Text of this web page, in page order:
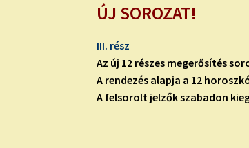
ÚJ SOROZAT!
III. rész
Az új 12 részes megerősítés
A rendezés alapja a 12
A felsorolt jelzők szabadon